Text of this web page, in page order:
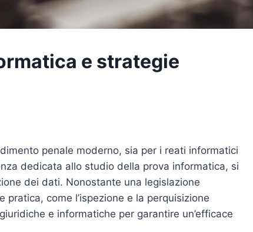
e strategie
penale moderno, sia per i reati informatici
dedicata allo studio della prova informatica, si
dei dati. Nonostante una legislazione
pratica, come l’ispezione e la perquisizione
e informatiche per garantire un’efficace